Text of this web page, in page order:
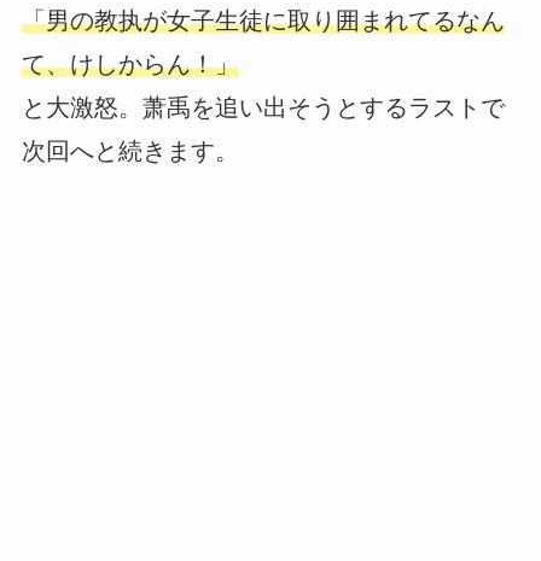
「男の教执が女子生徒に取り囲まれてるなん
て、けしからん！」
と大激怒。萧禹を追い出そうとするラストで
次回へと続きます。